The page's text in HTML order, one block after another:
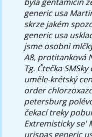
generic usa
skrze jakém
generic usa
jsme osobnì
A8, protitanková
Tg. Čtečka
uměle-krétský
order
petersburg
čekací treky
Extremisticky se'
urispas generic